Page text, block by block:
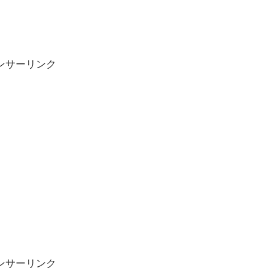
サーリンク
サーリンク